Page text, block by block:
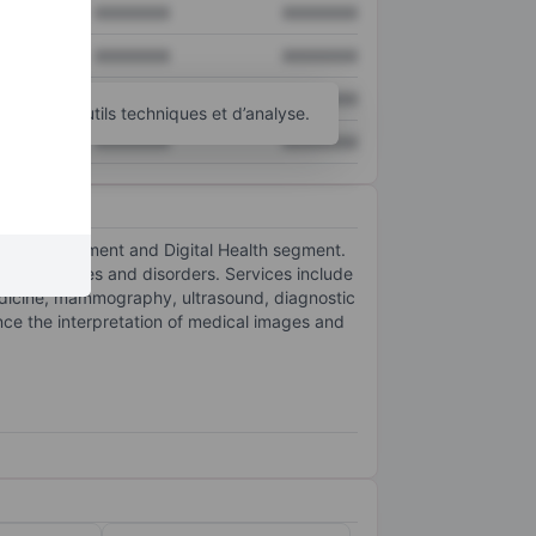
XXXXXXX XXXXXXX
d’autres outils techniques et d’analyse.
segment and Digital Health segment.
of diseases and disorders. Services include
mammography, ultrasound, diagnostic
the interpretation of medical images and